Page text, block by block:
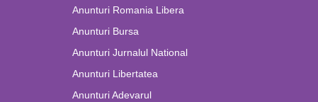
Anunturi Romania Libera
Anunturi Bursa
Anunturi Jurnalul National
Anunturi Libertatea
Anunturi Adevarul